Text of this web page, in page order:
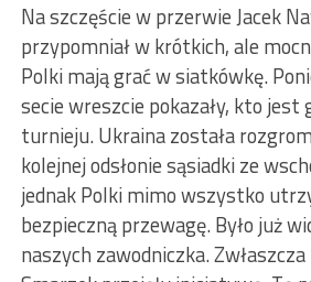
Na szczęście w przerwie Jacek
przypomniał w krótkich, ale
Polki mają grać w siatkówkę.
secie wreszcie pokazały, kto jest
turnieju. Ukraina została
kolejnej odsłonie sąsiadki ze
jednak Polki mimo wszystko
bezpieczną przewagę. Było już
naszych zawodniczka.